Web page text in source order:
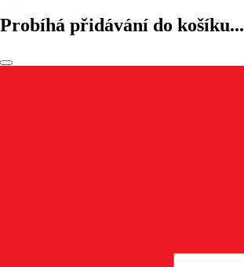
Probíhá přidávání do košíku...